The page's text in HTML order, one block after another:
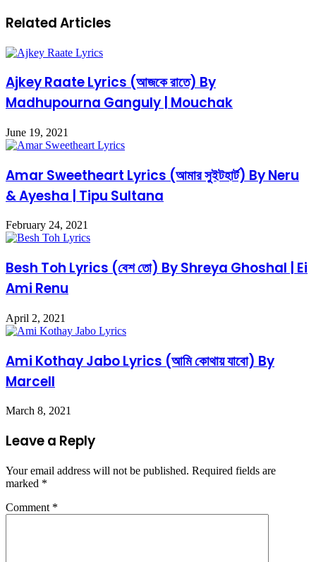
Related Articles
Ajkey Raate Lyrics (আজকে রাতে) By
Madhupourna Ganguly | Mouchak
June 19, 2021
Amar Sweetheart Lyrics (আমার সুইটহার্ট) By Neru
& Ayesha | Tipu Sultana
February 24, 2021
Besh Toh Lyrics (বেশ তো) By Shreya Ghoshal | Ei
Ami Renu
April 2, 2021
Ami Kothay Jabo Lyrics (আমি কোথায় যাবো) By
Marcell
March 8, 2021
Leave a Reply
Your email address will not be published. Required fields are
marked *
Comment *